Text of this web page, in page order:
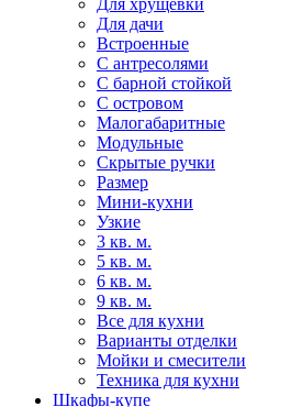
Для хрущевки
Для дачи
Встроенные
С антресолями
С барной стойкой
С островом
Малогабаритные
Модульные
Скрытые ручки
Размер
Мини-кухни
Узкие
3 кв. м.
5 кв. м.
6 кв. м.
9 кв. м.
Все для кухни
Варианты отделки
Мойки и смесители
Техника для кухни
Шкафы-купе